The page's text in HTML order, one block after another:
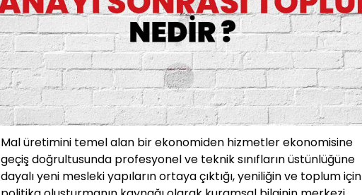
Mal üretimini temel alan bir ekonomiden hizmetler ekonomisine
geçiş doğrultusunda profesyonel ve teknik sınıfların üstünlüğüne
dayalı yeni mesleki yapıların ortaya çıktığı, yeniliğin ve toplum için